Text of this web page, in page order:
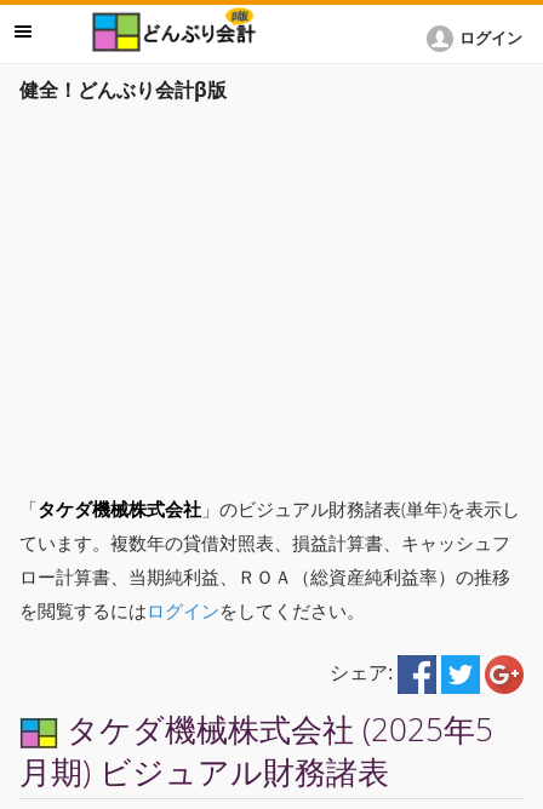
健全！どんぶり会計β版
ログイン
「タケダ機械株式会社 」のビジュアル財務諸表(単年)を表示し
ています。複数年の貸借対照表、損益計算書、キャッシュフ
ロー計算書、当期純利益、ＲＯＡ（総資産純利益率）の推移
を閲覧するにはログインをしてください。
シェア:
タケダ機械株式会社 (2025年5
月期) ビジュアル財務諸表